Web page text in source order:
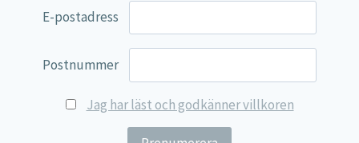
Ingredienser:
(dikalciumfosfat, mikrokristallin cellulosa),
klumpförebyggande medel (magnesiumsalter av
fettsyror), fyllnadsmedel (stearinsyra).
Rekommenderad daglig dos bör ej överskridas.
Kosttillskott ersätter inte en varierad kost.
E-postadress
Postnummer
Jag har läst och godkänner villkoren